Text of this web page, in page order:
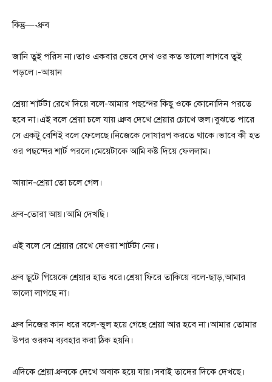
কিন্তু—-ধ্রুব
জানি তুই পরিস না।তাও একবার ভেবে দেখ ওর কত ভালো লাগবে তুই
পড়লে।-আয়ান
শ্রেয়া শার্টটা রেখে দিয়ে বলে-আমার পছন্দের কিছু ওকে কোনোদিন পরতে
হবে না।এই বলে শ্রেয়া চলে যায়।ধ্রুব দেখে শ্রেয়ার চোখে জল।বুঝতে পারে
সে একটু বেশিই বলে ফেলেছে।নিজেকে দোষারপ করতে থাকে।ভাবে কী হত
ওর পছন্দের শার্ট পরলে।মেয়েটাকে আমি কষ্ট দিয়ে ফেললাম।
আয়ান-শ্রেয়া তো চলে গেল।
ধ্রুব-তোরা আয়।আমি দেখছি।
এই বলে সে শ্রেয়ার রেখে দেওয়া শার্টটা নেয়।
ধ্রুব ছুটে গিয়েকে শ্রেয়ার হাত ধরে।শ্রেয়া ফিরে তাকিয়ে বলে-ছাড়,আমার
ভালো লাগছে না।
ধ্রুব নিজের কান ধরে বলে-ভুল হয়ে গেছে শ্রেয়া আর হবে না।আমার তোমার
উপর ওরকম ব্যবহার করা ঠিক হয়নি।
এদিকে শ্রেয়া ধ্রুবকে দেখে অবাক হয়ে যায়।সবাই তাদের দিকে দেখছে।